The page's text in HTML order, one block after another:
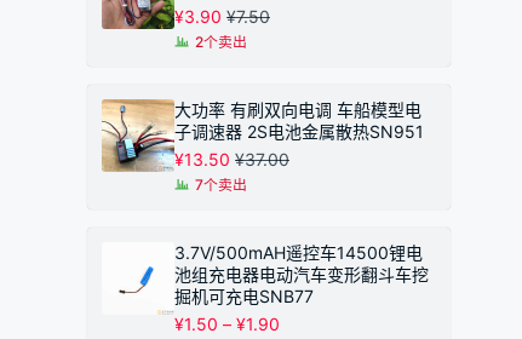
¥3.90 ¥7.50
2个卖出
大功率 有刷双向电调 车船模型电
子调速器 2S电池金属散热SN951
¥13.50 ¥37.00
7个卖出
3.7V/500mAH遥控车14500锂电
池组充电器电动汽车变形翻斗车挖
掘机可充电SNB77
¥1.50 – ¥1.90